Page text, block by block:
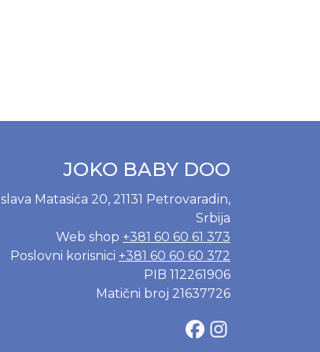
JOKO BABY DOO
Matasića 20, 21131 Petrovaradin,
Srbija
Web shop +381 60 60 61 373
Poslovni korisnici +381 60 60 60 372
PIB 112261906
Matični broj 21637726